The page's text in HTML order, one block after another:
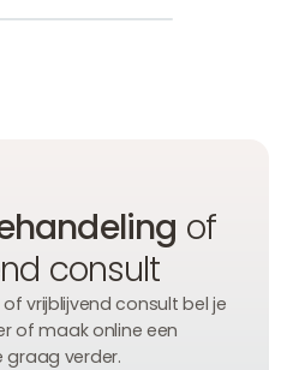
of
consult
vrijblijvend consult bel je
of maak online een
graag verder.